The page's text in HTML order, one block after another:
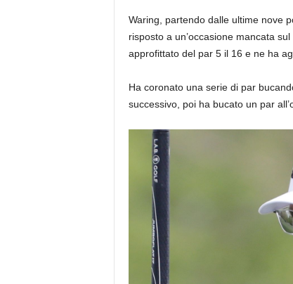
Waring, partendo dalle ultime nove
risposto a un’occasione mancata
approfittato del par 5 il 16 e ne ha
Ha coronato una serie di par
successivo, poi ha bucato un par